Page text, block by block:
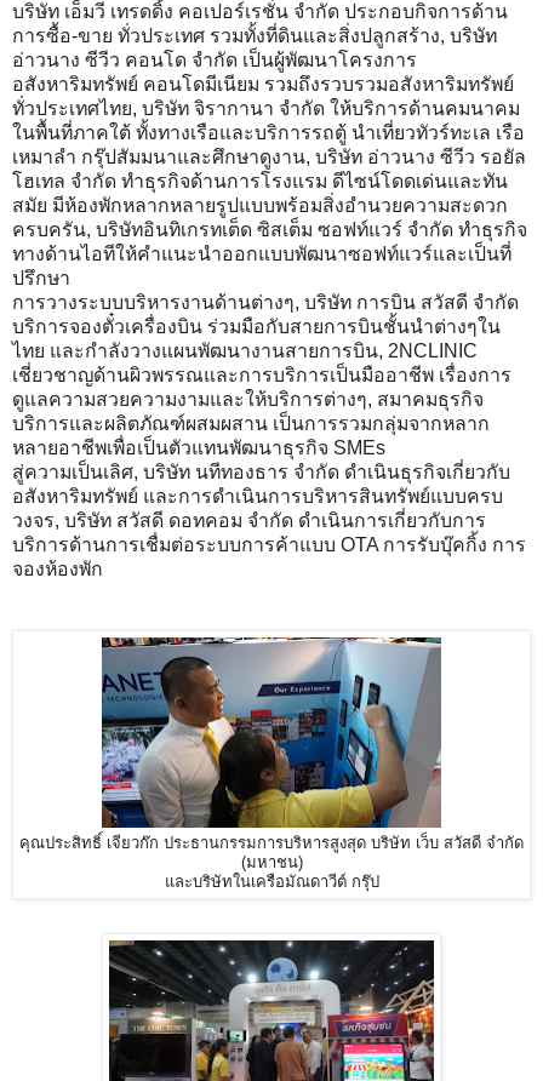
บริษัท เอ็มวี เทรดดิ้ง คอเปอร์เรชั่น จำกัด ประกอบกิจการด้าน
การซื้อ-ขาย ทั่วประเทศ รวมทั้งที่ดินและสิ่งปลูกสร้าง, บริษัท
อ่าวนาง ซีวีว คอนโด จำกัด เป็นผู้พัฒนาโครงการ
อสังหาริมทรัพย์ คอนโดมีเนียม รวมถึงรวบรวมอสังหาริมทรัพย์
ทั่วประเทศไทย, บริษัท จิรากานา จำกัด ให้บริการด้านคมนาคม
ในพื้นที่ภาคใต้ ทั้งทางเรือและบริการรถตู้ นำเที่ยวทัวร์ทะเล เรือ
เหมาลำ กรุ๊ปสัมมนาและศึกษาดูงาน, บริษัท อ่าวนาง ซีวีว รอยัล
โฮเทล จำกัด ทำธุรกิจด้านการโรงแรม ดีไซน์โดดเด่นและทัน
สมัย มีห้องพักหลากหลายรูปแบบพร้อมสิ่งอำนวยความสะดวก
ครบครัน, บริษัทอินทิเกรทเต็ด ซิสเต็ม ซอฟท์แวร์ จำกัด ทำธุรกิจ
ทางด้านไอทีให้คำแนะนำออกแบบพัฒนาซอฟท์แวร์และเป็นที่
ปรึกษา
การวางระบบบริหารงานด้านต่างๆ, บริษัท การบิน สวัสดี จำกัด
บริการจองตั๋วเครื่องบิน ร่วมมือกับสายการบินชั้นนำต่างๆใน
ไทย และกำลังวางแผนพัฒนางานสายการบิน, 2NCLINIC
เชี่ยวชาญด้านผิวพรรณและการบริการเป็นมืออาชีพ เรื่องการ
ดูแลความสวยความงามและให้บริการต่างๆ, สมาคมธุรกิจ
บริการและผลิตภัณฑ์ผสมผสาน เป็นการรวมกลุ่มจากหลาก
หลายอาชีพเพื่อเป็นตัวแทนพัฒนาธุรกิจ SMEs
สู่ความเป็นเลิศ, บริษัท นทีทองธาร จำกัด ดำเนินธุรกิจเกี่ยวกับ
อสังหาริมทรัพย์ และการดำเนินการบริหารสินทรัพย์แบบครบ
วงจร, บริษัท สวัสดี ดอทคอม จำกัด ดำเนินการเกี่ยวกับการ
บริการด้านการเชื่มต่อระบบการค้าแบบ OTA การรับบุ๊คกิ้ง การ
จองห้องพัก
คุณประสิทธิ์ เจียวก๊ก ประธานกรรมการบริหารสูงสุด บริษัท เว็บ สวัสดี จำกัด
(มหาชน)
และบริษัทในเครือมัณดาวีต์ กรุ๊ป